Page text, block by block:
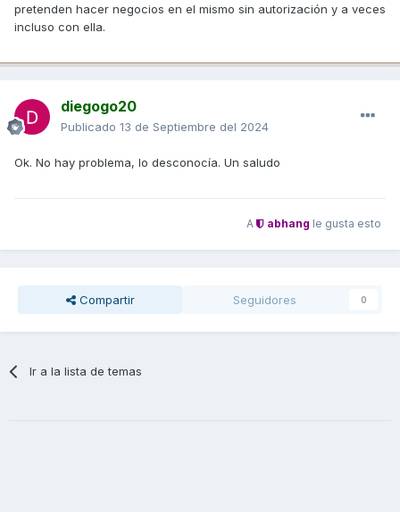
pretenden hacer negocios en el mismo sin autorización y a veces
incluso con ella.
diegogo20
Publicado 13 de Septiembre del 2024
Ok. No hay problema, lo desconocía. Un saludo
A abhang le gusta esto
Compartir Seguidores 0
Ir a la lista de temas